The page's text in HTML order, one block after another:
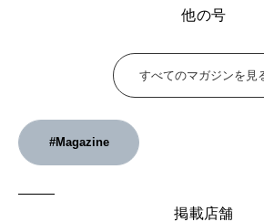
CULTURE
MAGAZINE
他の号
すべてのマガジンを見
#Magazine
掲載店舗